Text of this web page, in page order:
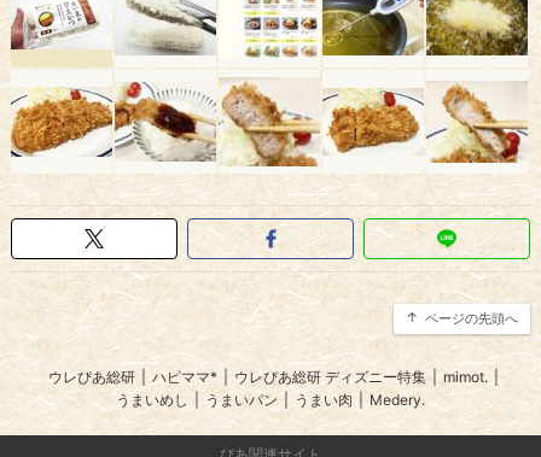
ページの先頭へ
ウレぴあ総研 ハピママ* | ウレぴあ総研 ディズニー特集 | mimot. |
うまいめし
うまいパン | うまい肉 Medery.